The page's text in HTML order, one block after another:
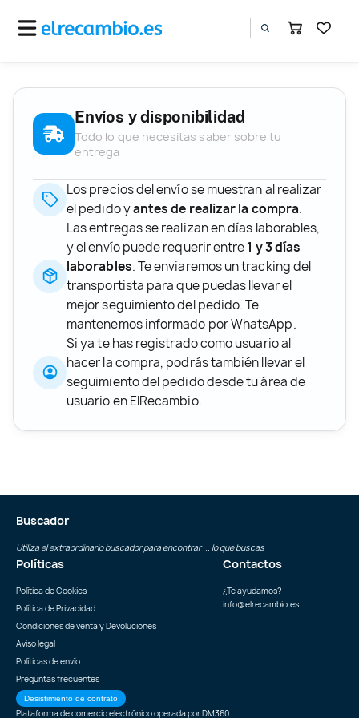
Envíos y disponibilidad
Todo lo que necesitas saber sobre tu
entrega
Los precios del envío se muestran al realizar
el pedido yantes de realizar la compra.
Las entregas se realizan en días laborables,
y el envío puede requerir entre1 y 3 días
laborables. Te enviaremos un tracking del
transportista para que puedas llevar el
mejor seguimiento del pedido. Te
mantenemos informado por WhatsApp.
Si ya te has registrado como usuario al
hacer la compra, podrás también llevar el
seguimiento del pedido desde tu área de
usuario en ElRecambio.
Buscador
Utiliza el extraordinario buscador para encontrar ... lo que buscas
Políticas
Política de Cookies
Política de Privacidad
Condiciones de venta y Devoluciones
Aviso legal
Políticas de envío
Preguntas frecuentes
Desistimiento de contrato
Contactos
¿Te ayudamos?
info@elrecambio.es
Plataforma de comercio electrónico operada porDM360